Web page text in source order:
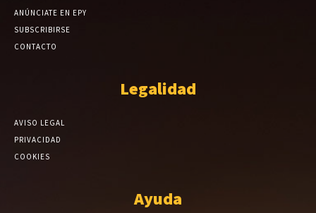
ANÚNCIATE EN EPY
SUBSCRIBIRSE
CONTACTO
Legalidad
AVISO LEGAL
PRIVACIDAD
COOKIES
Ayuda